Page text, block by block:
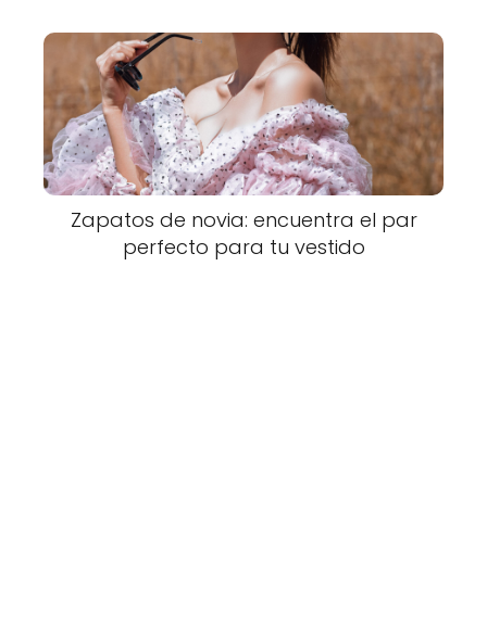
Zapatos de novia: encuentra el par
perfecto para tu vestido